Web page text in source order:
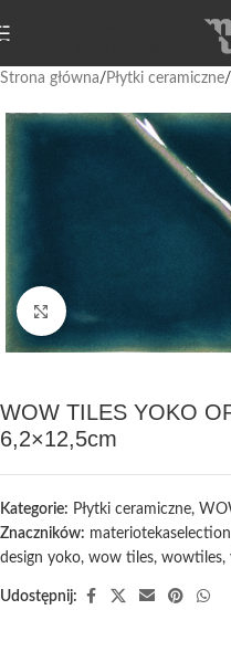
Przejdź do nawigacji
Strona główna/ Płytki ceramiczne/
Kliknij, aby powiększyć
WOW TILES YOKO
6,2×12,5cm
Kategorie: Płytki ceramiczne,
Znaczników: materiotekaselection
design yoko, wow tiles, wowtiles,
Udostępnij: